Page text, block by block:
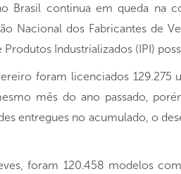
Brasil continua em queda na
Nacional dos Fabricantes de
Industrializados (IPI)
foram licenciados 129.275
mês do ano passado,
entregues no acumulado, o
foram 120.458 modelos